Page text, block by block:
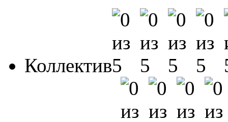
Коллектив